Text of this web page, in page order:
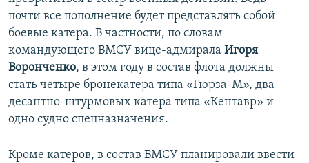
почти все пополнение будет представлять собой
боевые катера. В частности, по словам
командующего ВМСУ вице-адмирала Игоря
Воронченко, в этом году в состав флота должны
стать четыре бронекатера типа «Гюрза-М», два
десантно-штурмовых катера типа «Кентавр» и
одно судно спецназначения.
Кроме катеров, в состав ВМСУ планировали ввести